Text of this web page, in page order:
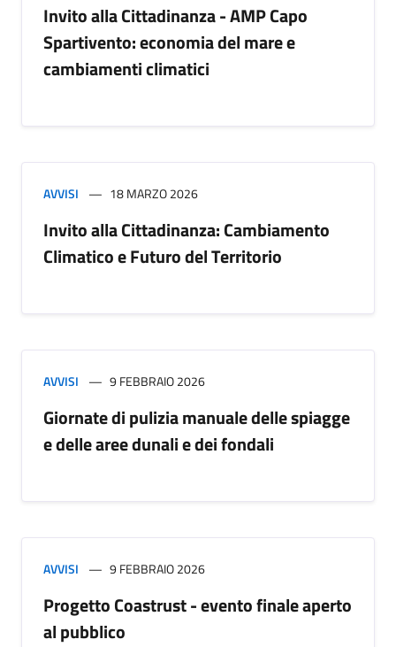
Invito alla Cittadinanza - AMP Capo
Spartivento: economia del mare e
cambiamenti climatici
AVVISI 18 MARZO 2026
Invito alla Cittadinanza: Cambiamento
Climatico e Futuro del Territorio
AVVISI 9 FEBBRAIO 2026
Giornate di pulizia manuale delle spiagge
e delle aree dunali e dei fondali
AVVISI 9 FEBBRAIO 2026
Progetto Coastrust - evento finale aperto
al pubblico